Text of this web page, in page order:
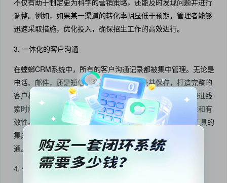
不仅有助于制定更为科学的营销策略，还能及时发现问题并进行
调整。例如，如果某一渠道的转化率明显低于预期，管理者能够
迅速采取措施，优化投入，确保招生工作的高效进行。
3. 一体化的客户沟通
在螳螂CRM系统中，所有的客户沟通记录都被集中管理。无论是
电话、邮件，还是短信，系统都会自动记录并保存，打造完整的
客户档案。这种一体化的客户沟通方式，使得招生顾问在跟进线
索时能够迅速了解到客户的历史互动，提升了沟通的针对性和有
效性。同时，现代的螳螂CRM系统还支持与各类即时通讯工具的
集成，如微信、QQ等，方便招生顾问与学生进行多样化的沟
通。
4. 便捷的移动端操作